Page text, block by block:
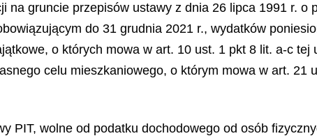
na gruncie przepisów ustawy z dnia 26 lipca 1991 r. o
do 31 grudnia 2021 r., wydatków
o których mowa w art. 10 ust. 1 pkt 8 lit. a-c tej
celu mieszkaniowego, o którym mowa w art.
PIT, wolne od podatku dochodowego od osób